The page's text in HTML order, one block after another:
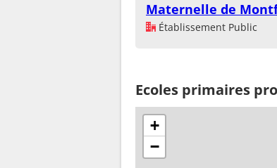
Maternelle de
Établissement Public
Ecoles primaires
+
−